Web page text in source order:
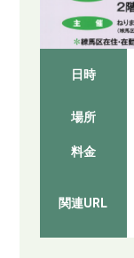
日時
場所
料金
関連URL